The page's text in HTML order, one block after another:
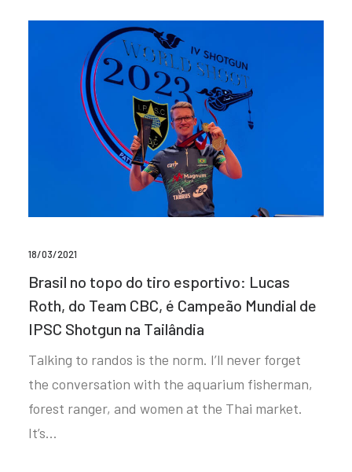
18/03/2021
Brasil no topo do tiro esportivo: Lucas
Roth, do Team CBC, é Campeão Mundial de
IPSC Shotgun na Tailândia
Talking to randos is the norm. I’ll never forget
the conversation with the aquarium fisherman,
forest ranger, and women at the Thai market.
It’s…